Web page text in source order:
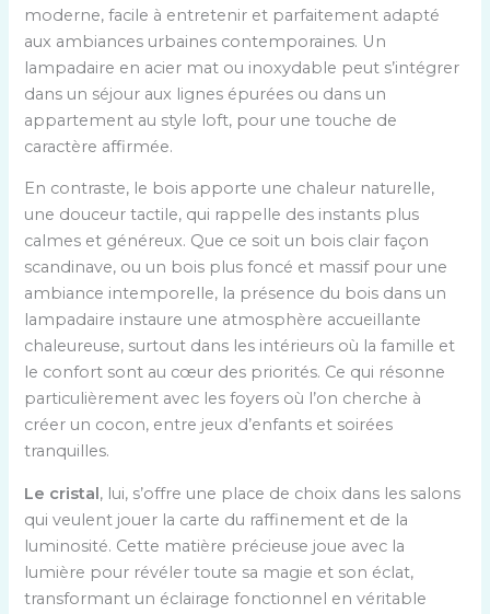
moderne, facile à entretenir et parfaitement adapté
aux ambiances urbaines contemporaines. Un
lampadaire en acier mat ou inoxydable peut s’intégrer
dans un séjour aux lignes épurées ou dans un
appartement au style loft, pour une touche de
caractère affirmée.
En contraste, le bois apporte une chaleur naturelle,
une douceur tactile, qui rappelle des instants plus
calmes et généreux. Que ce soit un bois clair façon
scandinave, ou un bois plus foncé et massif pour une
ambiance intemporelle, la présence du bois dans un
lampadaire instaure une atmosphère accueillante
chaleureuse, surtout dans les intérieurs où la famille et
le confort sont au cœur des priorités. Ce qui résonne
particulièrement avec les foyers où l’on cherche à
créer un cocon, entre jeux d’enfants et soirées
tranquilles.
Le cristal, lui, s’offre une place de choix dans les salons
qui veulent jouer la carte du raffinement et de la
luminosité. Cette matière précieuse joue avec la
lumière pour révéler toute sa magie et son éclat,
transformant un éclairage fonctionnel en véritable